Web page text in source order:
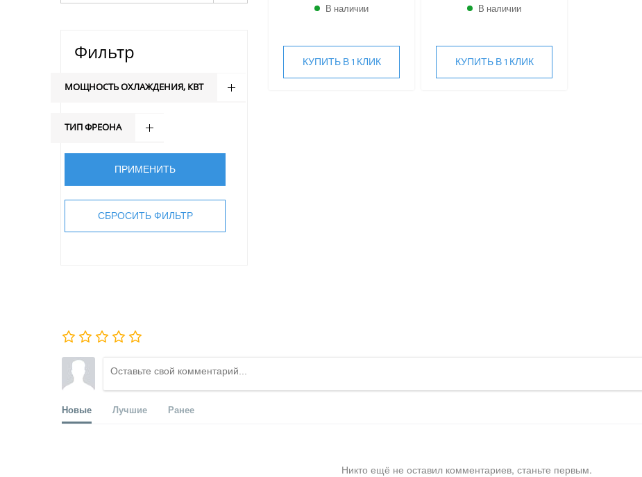
Фильтр
МОЩНОСТЬ ОХЛАЖДЕНИЯ, КВТ
ТИП ФРЕОНА
В наличии
КУПИТЬ В 1 КЛИК
В наличии
КУПИТЬ В 1 КЛИК
Новые Лучшие Ранее
Никто ещё не оставил комментариев, станьте первым.